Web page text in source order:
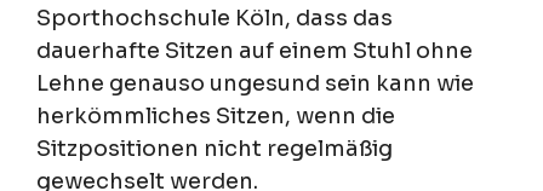
Sporthochschule Köln, dass das
dauerhafte Sitzen auf einem Stuhl ohne
Lehne genauso ungesund sein kann wie
herkömmliches Sitzen, wenn die
Sitzpositionen nicht regelmäßig
gewechselt werden.